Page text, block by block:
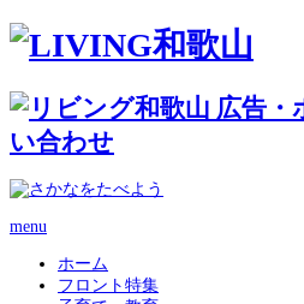
menu
ホーム
フロント特集